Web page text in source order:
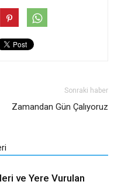
Sonraki haber
Zamandan Gün Çalıyoruz
ve Yere Vurulan